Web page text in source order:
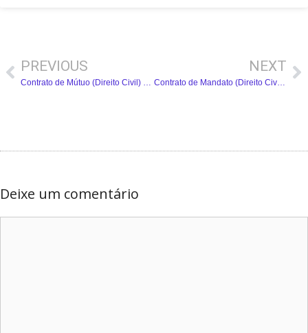
PREVIOUS
Contrato de Mútuo (Direito Civil) – Resumo Completo
NEXT
Contrato de Mandato (Direito Civil) – Resumo Completo
Deixe um comentário